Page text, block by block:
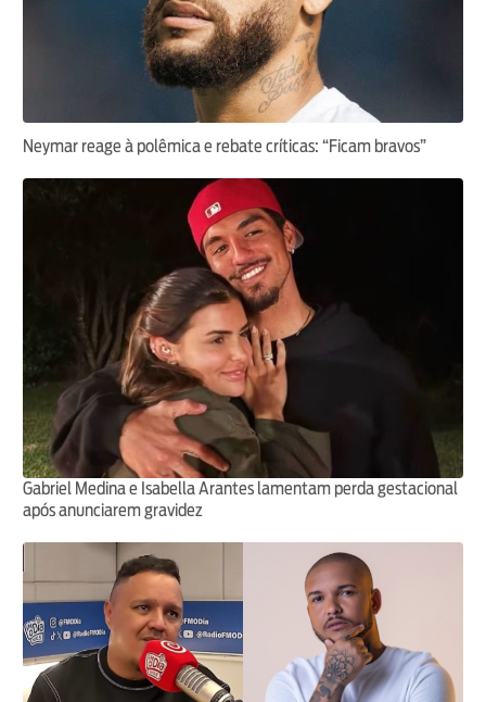
Neymar reage à polêmica e rebate críticas: “Ficam bravos”
Gabriel Medina e Isabella Arantes lamentam perda gestacional
após anunciarem gravidez